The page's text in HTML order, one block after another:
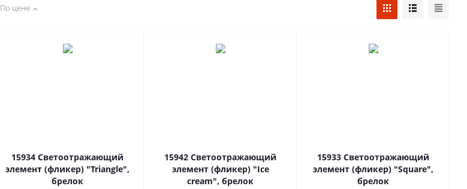
По цене
15934 Светоотражающий
элемент (фликер) "Triangle",
брелок
15942 Светоотражающий
элемент (фликер) "Ice
cream", брелок
15933 Светоотражающий
элемент (фликер) "Square",
брелок